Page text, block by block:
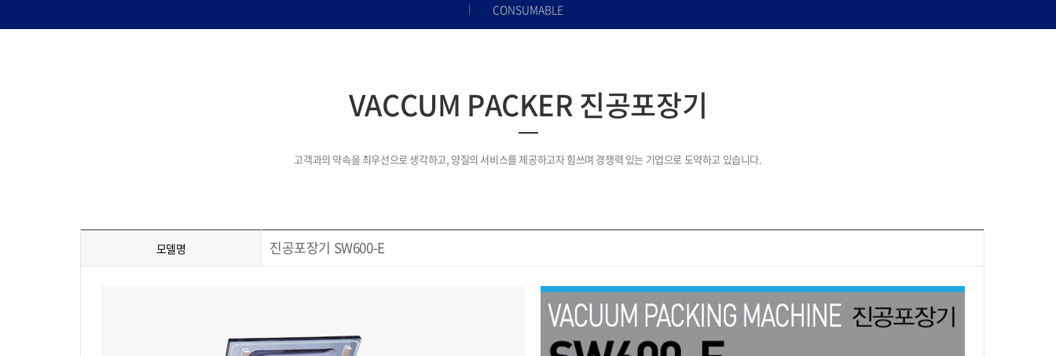
CONSUMABLE
VACCUM PACKER 진공포장기
고객과의 약속을 최우선으로 생각하고, 양질의 서비스를 제공하고자 힘쓰며 경쟁력 있는 기업으로 도약하고 있습니다.
모델명 진공포장기 SW600-E